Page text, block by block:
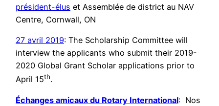
président-élus et Assemblée de district au NAV
Centre, Cornwall, ON
27 avril 2019: The Scholarship Committee will
interview the applicants who submit their 2019-
2020 Global Grant Scholar applications prior to
April 15th.
Échanges amicaux du Rotary International: Nos